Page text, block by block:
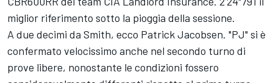
miglior riferimento sotto la pioggia della sessione.
A due decimi da Smith, ecco Patrick Jacobsen. "PJ" si è
confermato velocissimo anche nel secondo turno di
prove libere, nonostante le condizioni fossero